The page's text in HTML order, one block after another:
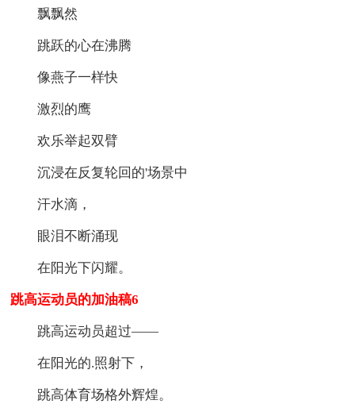
飘飘然
跳跃的心在沸腾
像燕子一样快
激烈的鹰
欢乐举起双臂
沉浸在反复轮回的'场景中
汗水滴，
眼泪不断涌现
在阳光下闪耀。
跳高运动员的加油稿6
跳高运动员超过——
在阳光的.照射下，
跳高体育场格外辉煌。